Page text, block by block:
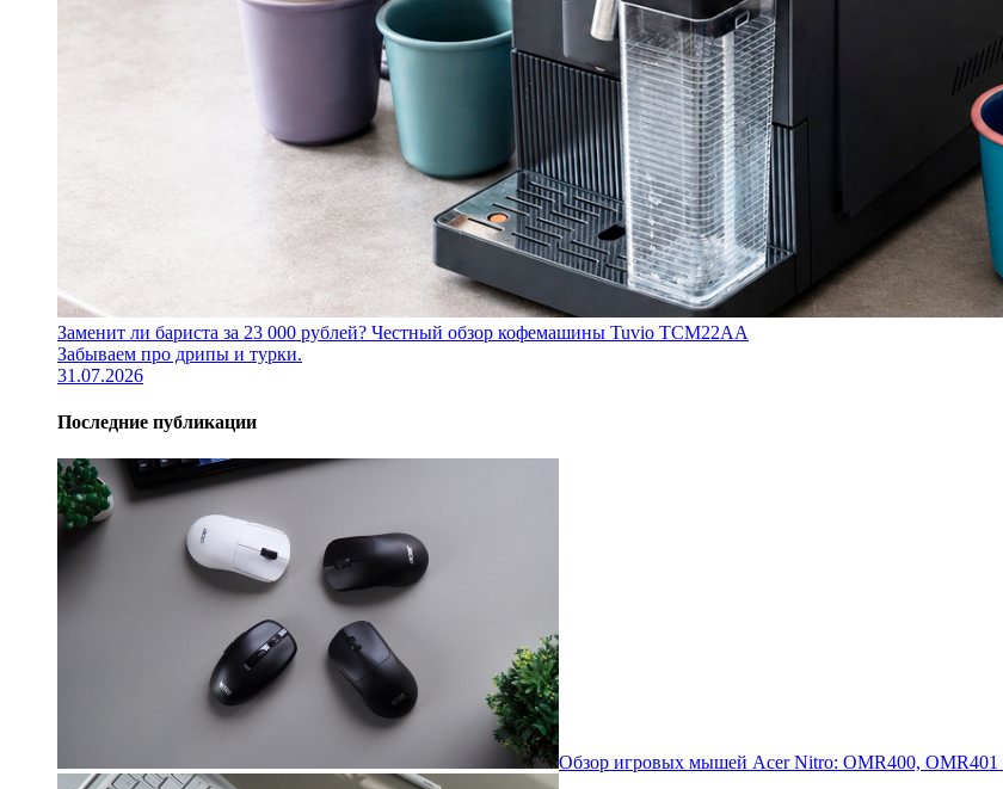
Заменит ли бариста за 23 000 рублей? Честный обзор кофемашины Tuvio TCM22AA
Забываем про дрипы и турки.
31.07.2026
Последние публикации
Обзор игровых мышей Acer Nitro: OMR400,